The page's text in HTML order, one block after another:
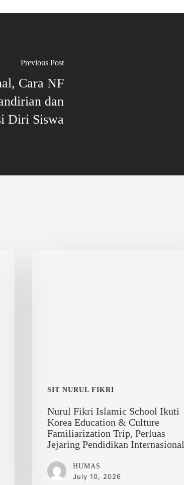
Previous Post
Cara NF
dan
Diri Siswa
SIT NURUL FIKRI
Trip,
Jejaring
Pendidikan
Internasional
Nurul Fikri Islamic School Ikuti
Korea Education & Culture
Familiarization Trip, Perluas
Jejaring Pendidikan Internasional
HUMAS
July 10, 2026